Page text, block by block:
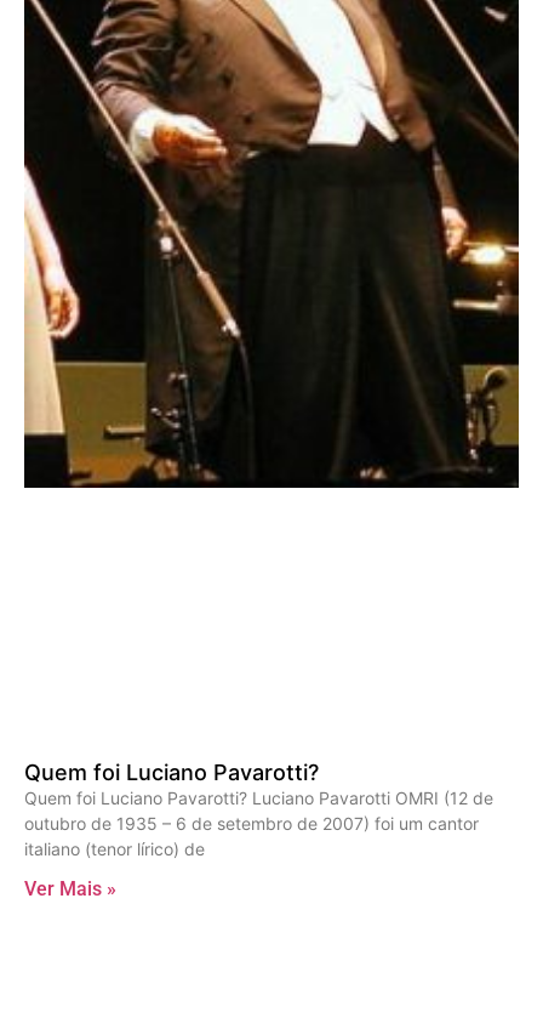
Quem foi Luciano Pavarotti?
Quem foi Luciano Pavarotti? Luciano Pavarotti OMRI (12 de
outubro de 1935 – 6 de setembro de 2007) foi um cantor
italiano (tenor lírico) de
Ver Mais »